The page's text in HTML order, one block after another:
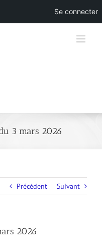
3 mars 2026
Précédent Suivant
2026
Se connecter